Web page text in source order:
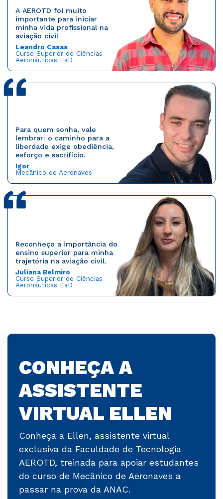
A AEROTD foi muito
importante para iniciar
minha vida profissional na
aviação civil
Leandro Casas
Curso Superior de Ciências
Aeronáuticas EaD
Para quem sonha, vale
lembrar: o caminho para a
liberdade exige obediência,
esforço e sacrifício.
Igor
Mecânico de Aeronaves
Reconheço a importância do
ensino superior para minha
trajetória na aviação civil.
Juliana Belmiro
Curso Superior de Ciências
Aeronáuticas EaD
CONHEÇA A
ASSISTENTE
VIRTUAL ELLEN
Conheça a Ellen, assistente virtual
exclusiva da Faculdade de Tecnologia
AEROTD, treinada para apoiar estudantes
do curso de Mecânico de Aeronaves a
passar na prova da ANAC.